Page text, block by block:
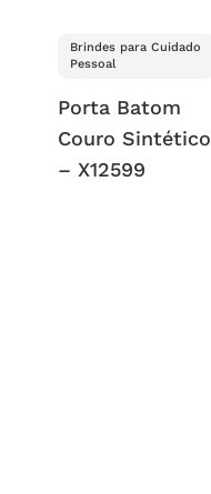
Brindes para Cuidado
Pessoal
Porta Batom
Couro Sintético
– X12599